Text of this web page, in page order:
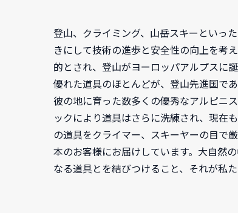
登山、クライミング、山岳スキーといっ
きにして技術の進歩と安全性の向上を考
的とされ、登山がヨーロッパアルプスに
優れた道具のほとんどが、登山先進国で
彼の地に育った数多くの優秀なアルピニ
ックにより道具はさらに洗練され、現在
の道具をクライマー、スキーヤーの目で
本のお客様にお届けしています。大自然
なる道具とを結びつけること、それが私